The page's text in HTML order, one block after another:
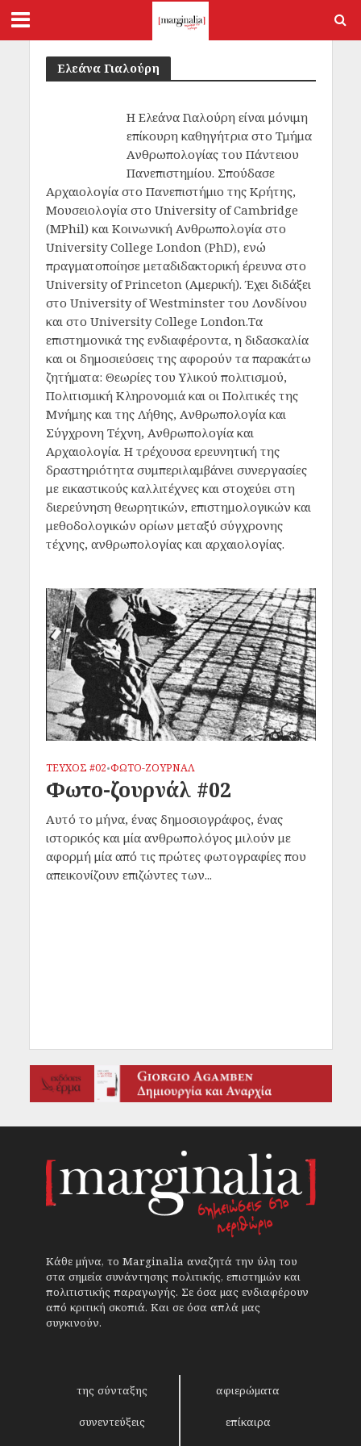
Ελεάνα Γιαλούρη
Η Ελεάνα Γιαλούρη είναι μόνιμη
επίκουρη καθηγήτρια στο Τμήμα
Ανθρωπολογίας του Πάντειου
Πανεπιστημίου. Σπούδασε
Αρχαιολογία στο Πανεπιστήμιο της Κρήτης,
Μουσειολογία στο University of Cambridge
(MPhil) και Κοινωνική Ανθρωπολογία στο
University College London (PhD), ενώ
πραγματοποίησε μεταδιδακτορική έρευνα στο
University of Princeton (Αμερική). Έχει διδάξει
στο University of Westminster του Λονδίνου
και στο University College London.Τα
επιστημονικά της ενδιαφέροντα, η διδασκαλία
και οι δημοσιεύσεις της αφορούν τα παρακάτω
ζητήματα: Θεωρίες του Υλικού πολιτισμού,
Πολιτισμική Κληρονομιά και οι Πολιτικές της
Μνήμης και της Λήθης, Ανθρωπολογία και
Σύγχρονη Τέχνη, Ανθρωπολογία και
Αρχαιολογία. Η τρέχουσα ερευνητική της
δραστηριότητα συμπεριλαμβάνει συνεργασίες
με εικαστικούς καλλιτέχνες και στοχεύει στη
διερεύνηση θεωρητικών, επιστημολογικών και
μεθοδολογικών ορίων μεταξύ σύγχρονης
τέχνης, ανθρωπολογίας και αρχαιολογίας.
ΤΕΥΧΟΣ #02•ΦΩΤΟ-ΖΟΥΡΝΑΛ
Φωτο-ζουρνάλ #02
Αυτό το μήνα, ένας δημοσιογράφος, ένας
ιστορικός και μία ανθρωπολόγος μιλούν με
αφορμή μία από τις πρώτες φωτογραφίες που
απεικονίζουν επιζώντες των...
Κάθε μήνα, το Marginalia αναζητά την ύλη του
στα σημεία συνάντησης πολιτικής, επιστημών και
πολιτιστικής παραγωγής. Σε όσα μας ενδιαφέρουν
από κριτική σκοπιά. Και σε όσα απλά μας
συγκινούν.
της σύνταξης αφιερώματα
συνεντεύξεις επίκαιρα